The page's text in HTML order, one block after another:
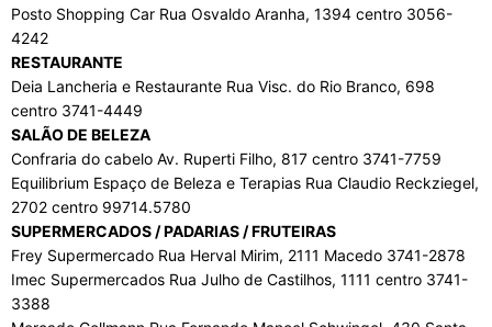
Posto Shopping Car Rua Osvaldo Aranha, 1394 centro 3056-
4242
RESTAURANTE
Deia Lancheria e Restaurante Rua Visc. do Rio Branco, 698
centro 3741-4449
SALÃO DE BELEZA
Confraria do cabelo Av. Ruperti Filho, 817 centro 3741-7759
Equilibrium Espaço de Beleza e Terapias Rua Claudio Reckziegel,
2702 centro 99714.5780
SUPERMERCADOS / PADARIAS / FRUTEIRAS
Frey Supermercado Rua Herval Mirim, 2111 Macedo 3741-2878
Imec Supermercados Rua Julho de Castilhos, 1111 centro 3741-
3388